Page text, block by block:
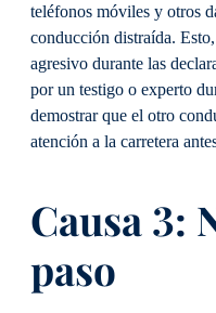
teléfonos móviles y otros
conducción distraída.
agresivo durante las
por un testigo o experto
demostrar que el otro
atención a la carretera
Causa 3:
paso